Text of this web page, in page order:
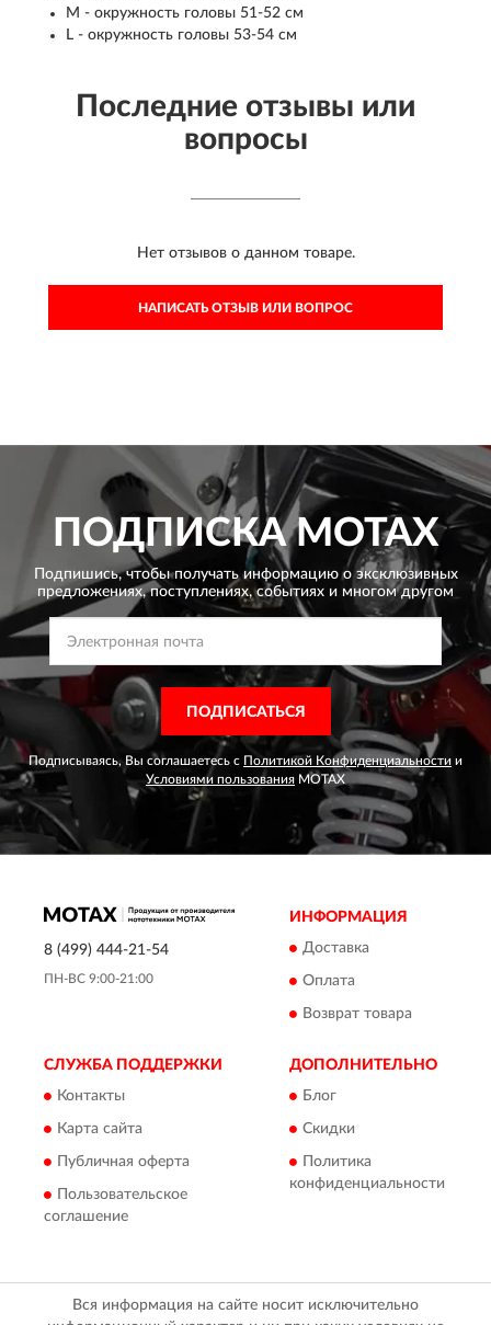
M - окружность головы 51-52 см
L - окружность головы 53-54 см
Последние отзывы или
вопросы
Нет отзывов о данном товаре.
НАПИСАТЬ ОТЗЫВ ИЛИ ВОПРОС
ПОДПИСКАMOTAX
Подпишись, чтобы получать информацию о эксклюзивных
предложениях,поступлениях, событиях и многом другом
ПОДПИСАТЬСЯ
Подписываясь, Вы соглашаетесь с Политикой Конфиденциальности и
Условиями пользования MOTAX
8 (499) 444-21-54
ПН-ВС 9:00-21:00
ИНФОРМАЦИЯ
Доставка
Оплата
Возврат товара
СЛУЖБА ПОДДЕРЖКИ
Контакты
Карта сайта
Публичная оферта
Пользовательское
соглашение
ДОПОЛНИТЕЛЬНО
Блог
Скидки
Политика
конфиденциальности
Вся информация на сайте носит исключительно